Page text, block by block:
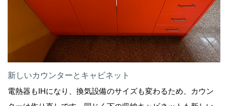
新しいカウンターとキャビネット
電熱器もIHになり、換気設備のサイズも変わるため、カウン